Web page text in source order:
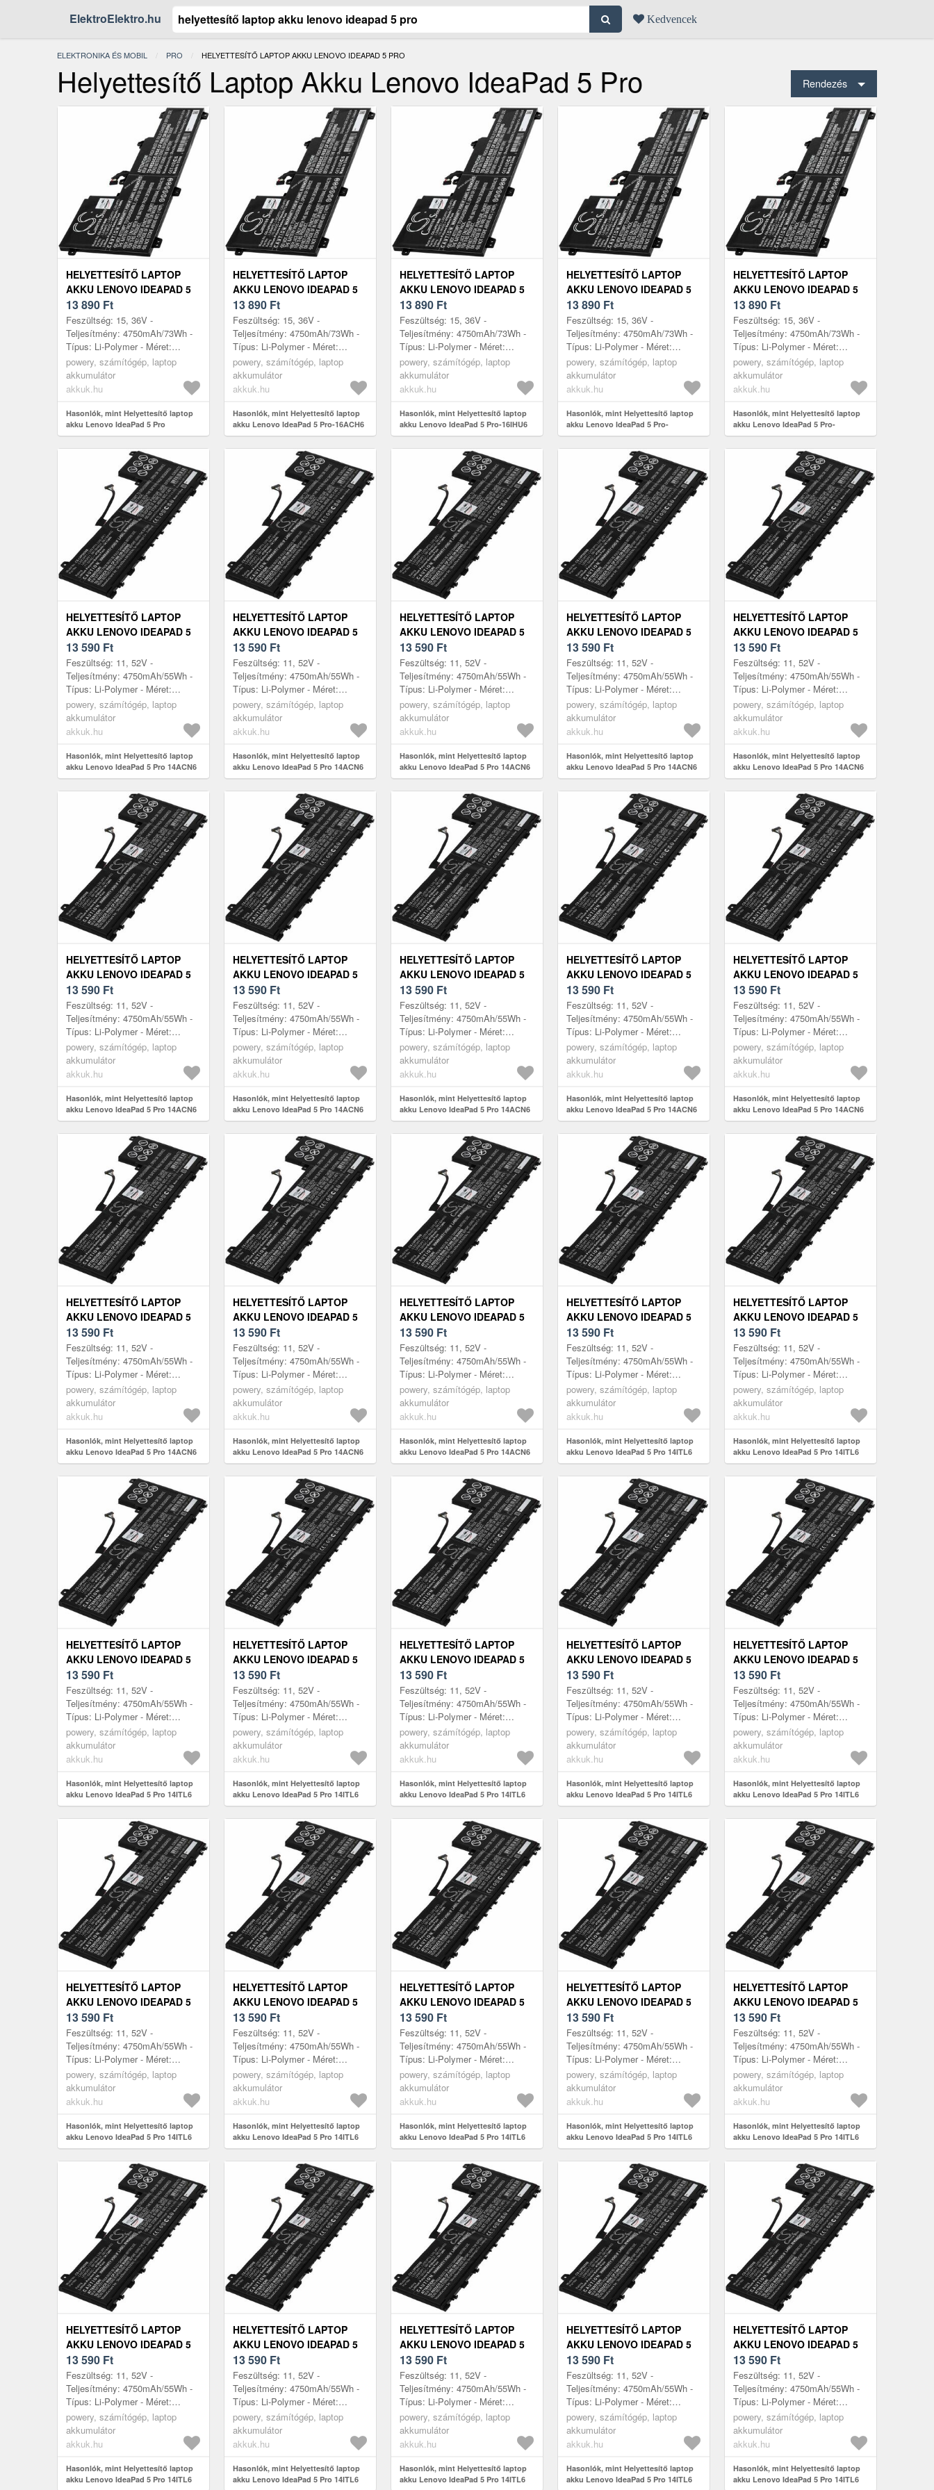
ElektroElektro.hu Kedvencek
ELEKTRONIKA ÉS MOBIL PRO JELENLEGI:
HELYETTESÍTŐ LAPTOP AKKU LENOVO IDEAPAD 5 PRO
Helyettesítő Laptop Akku Lenovo IdeaPad 5 Pro Rendezés
HELYETTESÍTŐ LAPTOP
AKKU LENOVO IDEAPAD 5
PRO
13 890 Ft
Feszültség: 15, 36V -
Teljesítmény: 4750mAh/73Wh -
Típus: Li-Polymer - Méret:
322mm x 119, 5mm x 6mm
powery, számítógép, laptop
akkumulátor
akkuk.hu
Hasonlók, mint Helyettesítő laptop
akku Lenovo IdeaPad 5 Pro
HELYETTESÍTŐ LAPTOP
AKKU LENOVO IDEAPAD 5
PRO-16ACH6
13 890 Ft
Feszültség: 15, 36V -
Teljesítmény: 4750mAh/73Wh -
Típus: Li-Polymer - Méret:
322mm x 119, 5mm x 6mm
powery, számítógép, laptop
akkumulátor
akkuk.hu
Hasonlók, mint Helyettesítő laptop
akku Lenovo IdeaPad 5 Pro-16ACH6
HELYETTESÍTŐ LAPTOP
AKKU LENOVO IDEAPAD 5
PRO-16IHU6
13 890 Ft
Feszültség: 15, 36V -
Teljesítmény: 4750mAh/73Wh -
Típus: Li-Polymer - Méret:
322mm x 119, 5mm x 6mm
powery, számítógép, laptop
akkumulátor
akkuk.hu
Hasonlók, mint Helyettesítő laptop
akku Lenovo IdeaPad 5 Pro-16IHU6
HELYETTESÍTŐ LAPTOP
AKKU LENOVO IDEAPAD 5
PRO-16ACH6(82L5)
13 890 Ft
Feszültség: 15, 36V -
Teljesítmény: 4750mAh/73Wh -
Típus: Li-Polymer - Méret:
322mm x 119, 5mm x 6mm
powery, számítógép, laptop
akkumulátor
akkuk.hu
Hasonlók, mint Helyettesítő laptop
akku Lenovo IdeaPad 5 Pro-
16ACH6(82L5)
HELYETTESÍTŐ LAPTOP
AKKU LENOVO IDEAPAD 5
PRO-16IHU6(82L9)
13 890 Ft
Feszültség: 15, 36V -
Teljesítmény: 4750mAh/73Wh -
Típus: Li-Polymer - Méret:
322mm x 119, 5mm x 6mm
powery, számítógép, laptop
akkumulátor
akkuk.hu
Hasonlók, mint Helyettesítő laptop
akku Lenovo IdeaPad 5 Pro-
16IHU6(82L9)
HELYETTESÍTŐ LAPTOP
AKKU LENOVO IDEAPAD 5
PRO 14ACN6 82L50098TA
13 590 Ft
Feszültség: 11, 52V -
Teljesítmény: 4750mAh/55Wh -
Típus: Li-Polymer - Méret:
260mm x 113mm x 6, 5mm
powery, számítógép, laptop
akkumulátor
akkuk.hu
Hasonlók, mint Helyettesítő laptop
akku Lenovo IdeaPad 5 Pro 14ACN6
82L50098TA
HELYETTESÍTŐ LAPTOP
AKKU LENOVO IDEAPAD 5
PRO 14ACN6 82L7000TRK
13 590 Ft
Feszültség: 11, 52V -
Teljesítmény: 4750mAh/55Wh -
Típus: Li-Polymer - Méret:
260mm x 113mm x 6, 5mm
powery, számítógép, laptop
akkumulátor
akkuk.hu
Hasonlók, mint Helyettesítő laptop
akku Lenovo IdeaPad 5 Pro 14ACN6
82L7000TRK
HELYETTESÍTŐ LAPTOP
AKKU LENOVO IDEAPAD 5
PRO 14ACN6 82L7001GHH
13 590 Ft
Feszültség: 11, 52V -
Teljesítmény: 4750mAh/55Wh -
Típus: Li-Polymer - Méret:
260mm x 113mm x 6, 5mm
powery, számítógép, laptop
akkumulátor
akkuk.hu
Hasonlók, mint Helyettesítő laptop
akku Lenovo IdeaPad 5 Pro 14ACN6
82L7001GHH
HELYETTESÍTŐ LAPTOP
AKKU LENOVO IDEAPAD 5
PRO 14ACN6 82L70035TW
13 590 Ft
Feszültség: 11, 52V -
Teljesítmény: 4750mAh/55Wh -
Típus: Li-Polymer - Méret:
260mm x 113mm x 6, 5mm
powery, számítógép, laptop
akkumulátor
akkuk.hu
Hasonlók, mint Helyettesítő laptop
akku Lenovo IdeaPad 5 Pro 14ACN6
82L70035TW
HELYETTESÍTŐ LAPTOP
AKKU LENOVO IDEAPAD 5
PRO 14ACN6 82L7003AGE
13 590 Ft
Feszültség: 11, 52V -
Teljesítmény: 4750mAh/55Wh -
Típus: Li-Polymer - Méret:
260mm x 113mm x 6, 5mm
powery, számítógép, laptop
akkumulátor
akkuk.hu
Hasonlók, mint Helyettesítő laptop
akku Lenovo IdeaPad 5 Pro 14ACN6
82L7003AGE
HELYETTESÍTŐ LAPTOP
AKKU LENOVO IDEAPAD 5
PRO 14ACN6 82L7003TTA
13 590 Ft
Feszültség: 11, 52V -
Teljesítmény: 4750mAh/55Wh -
Típus: Li-Polymer - Méret:
260mm x 113mm x 6, 5mm
powery, számítógép, laptop
akkumulátor
akkuk.hu
Hasonlók, mint Helyettesítő laptop
akku Lenovo IdeaPad 5 Pro 14ACN6
82L7003TTA
HELYETTESÍTŐ LAPTOP
AKKU LENOVO IDEAPAD 5
PRO 14ACN6 82L7004VCK
13 590 Ft
Feszültség: 11, 52V -
Teljesítmény: 4750mAh/55Wh -
Típus: Li-Polymer - Méret:
260mm x 113mm x 6, 5mm
powery, számítógép, laptop
akkumulátor
akkuk.hu
Hasonlók, mint Helyettesítő laptop
akku Lenovo IdeaPad 5 Pro 14ACN6
82L7004VCK
HELYETTESÍTŐ LAPTOP
AKKU LENOVO IDEAPAD 5
PRO 14ACN6 82L7006PMH
13 590 Ft
Feszültség: 11, 52V -
Teljesítmény: 4750mAh/55Wh -
Típus: Li-Polymer - Méret:
260mm x 113mm x 6, 5mm
powery, számítógép, laptop
akkumulátor
akkuk.hu
Hasonlók, mint Helyettesítő laptop
akku Lenovo IdeaPad 5 Pro 14ACN6
82L7006PMH
HELYETTESÍTŐ LAPTOP
AKKU LENOVO IDEAPAD 5
PRO 14ACN6 82L7006TFR
13 590 Ft
Feszültség: 11, 52V -
Teljesítmény: 4750mAh/55Wh -
Típus: Li-Polymer - Méret:
260mm x 113mm x 6, 5mm
powery, számítógép, laptop
akkumulátor
akkuk.hu
Hasonlók, mint Helyettesítő laptop
akku Lenovo IdeaPad 5 Pro 14ACN6
82L7006TFR
HELYETTESÍTŐ LAPTOP
AKKU LENOVO IDEAPAD 5
PRO 14ACN6 82L7006VMH
13 590 Ft
Feszültség: 11, 52V -
Teljesítmény: 4750mAh/55Wh -
Típus: Li-Polymer - Méret:
260mm x 113mm x 6, 5mm
powery, számítógép, laptop
akkumulátor
akkuk.hu
Hasonlók, mint Helyettesítő laptop
akku Lenovo IdeaPad 5 Pro 14ACN6
82L7006VMH
HELYETTESÍTŐ LAPTOP
AKKU LENOVO IDEAPAD 5
PRO 14ACN6 82L7007XVN
13 590 Ft
Feszültség: 11, 52V -
Teljesítmény: 4750mAh/55Wh -
Típus: Li-Polymer - Méret:
260mm x 113mm x 6, 5mm
powery, számítógép, laptop
akkumulátor
akkuk.hu
Hasonlók, mint Helyettesítő laptop
akku Lenovo IdeaPad 5 Pro 14ACN6
82L7007XVN
HELYETTESÍTŐ LAPTOP
AKKU LENOVO IDEAPAD 5
PRO 14ACN6 82L7003NGE
13 590 Ft
Feszültség: 11, 52V -
Teljesítmény: 4750mAh/55Wh -
Típus: Li-Polymer - Méret:
260mm x 113mm x 6, 5mm
powery, számítógép, laptop
akkumulátor
akkuk.hu
Hasonlók, mint Helyettesítő laptop
akku Lenovo IdeaPad 5 Pro 14ACN6
82L7003NGE
HELYETTESÍTŐ LAPTOP
AKKU LENOVO IDEAPAD 5
PRO 14ACN6 82L70093RK
13 590 Ft
Feszültség: 11, 52V -
Teljesítmény: 4750mAh/55Wh -
Típus: Li-Polymer - Méret:
260mm x 113mm x 6, 5mm
powery, számítógép, laptop
akkumulátor
akkuk.hu
Hasonlók, mint Helyettesítő laptop
akku Lenovo IdeaPad 5 Pro 14ACN6
82L70093RK
HELYETTESÍTŐ LAPTOP
AKKU LENOVO IDEAPAD 5
PRO 14ITL6 82L30000MX
13 590 Ft
Feszültség: 11, 52V -
Teljesítmény: 4750mAh/55Wh -
Típus: Li-Polymer - Méret:
260mm x 113mm x 6, 5mm
powery, számítógép, laptop
akkumulátor
akkuk.hu
Hasonlók, mint Helyettesítő laptop
akku Lenovo IdeaPad 5 Pro 14ITL6
82L30000MX
HELYETTESÍTŐ LAPTOP
AKKU LENOVO IDEAPAD 5
PRO 14ITL6 82L30001MX
13 590 Ft
Feszültség: 11, 52V -
Teljesítmény: 4750mAh/55Wh -
Típus: Li-Polymer - Méret:
260mm x 113mm x 6, 5mm
powery, számítógép, laptop
akkumulátor
akkuk.hu
Hasonlók, mint Helyettesítő laptop
akku Lenovo IdeaPad 5 Pro 14ITL6
82L30001MX
HELYETTESÍTŐ LAPTOP
AKKU LENOVO IDEAPAD 5
PRO 14ITL6 82L30002MX
13 590 Ft
Feszültség: 11, 52V -
Teljesítmény: 4750mAh/55Wh -
Típus: Li-Polymer - Méret:
260mm x 113mm x 6, 5mm
powery, számítógép, laptop
akkumulátor
akkuk.hu
Hasonlók, mint Helyettesítő laptop
akku Lenovo IdeaPad 5 Pro 14ITL6
82L30002MX
HELYETTESÍTŐ LAPTOP
AKKU LENOVO IDEAPAD 5
PRO 14ITL6 82L30003MX
13 590 Ft
Feszültség: 11, 52V -
Teljesítmény: 4750mAh/55Wh -
Típus: Li-Polymer - Méret:
260mm x 113mm x 6, 5mm
powery, számítógép, laptop
akkumulátor
akkuk.hu
Hasonlók, mint Helyettesítő laptop
akku Lenovo IdeaPad 5 Pro 14ITL6
82L30003MX
HELYETTESÍTŐ LAPTOP
AKKU LENOVO IDEAPAD 5
PRO 14ITL6 82L30004MX
13 590 Ft
Feszültség: 11, 52V -
Teljesítmény: 4750mAh/55Wh -
Típus: Li-Polymer - Méret:
260mm x 113mm x 6, 5mm
powery, számítógép, laptop
akkumulátor
akkuk.hu
Hasonlók, mint Helyettesítő laptop
akku Lenovo IdeaPad 5 Pro 14ITL6
82L30004MX
HELYETTESÍTŐ LAPTOP
AKKU LENOVO IDEAPAD 5
PRO 14ITL6 82L30005MX
13 590 Ft
Feszültség: 11, 52V -
Teljesítmény: 4750mAh/55Wh -
Típus: Li-Polymer - Méret:
260mm x 113mm x 6, 5mm
powery, számítógép, laptop
akkumulátor
akkuk.hu
Hasonlók, mint Helyettesítő laptop
akku Lenovo IdeaPad 5 Pro 14ITL6
82L30005MX
HELYETTESÍTŐ LAPTOP
AKKU LENOVO IDEAPAD 5
PRO 14ITL6 82L30008MX
13 590 Ft
Feszültség: 11, 52V -
Teljesítmény: 4750mAh/55Wh -
Típus: Li-Polymer - Méret:
260mm x 113mm x 6, 5mm
powery, számítógép, laptop
akkumulátor
akkuk.hu
Hasonlók, mint Helyettesítő laptop
akku Lenovo IdeaPad 5 Pro 14ITL6
82L30008MX
HELYETTESÍTŐ LAPTOP
AKKU LENOVO IDEAPAD 5
PRO 14ITL6 82L30009MX
13 590 Ft
Feszültség: 11, 52V -
Teljesítmény: 4750mAh/55Wh -
Típus: Li-Polymer - Méret:
260mm x 113mm x 6, 5mm
powery, számítógép, laptop
akkumulátor
akkuk.hu
Hasonlók, mint Helyettesítő laptop
akku Lenovo IdeaPad 5 Pro 14ITL6
82L30009MX
HELYETTESÍTŐ LAPTOP
AKKU LENOVO IDEAPAD 5
PRO 14ITL6 82L3000AMX
13 590 Ft
Feszültség: 11, 52V -
Teljesítmény: 4750mAh/55Wh -
Típus: Li-Polymer - Méret:
260mm x 113mm x 6, 5mm
powery, számítógép, laptop
akkumulátor
akkuk.hu
Hasonlók, mint Helyettesítő laptop
akku Lenovo IdeaPad 5 Pro 14ITL6
82L3000AMX
HELYETTESÍTŐ LAPTOP
AKKU LENOVO IDEAPAD 5
PRO 14ITL6 82L3000BMX
13 590 Ft
Feszültség: 11, 52V -
Teljesítmény: 4750mAh/55Wh -
Típus: Li-Polymer - Méret:
260mm x 113mm x 6, 5mm
powery, számítógép, laptop
akkumulátor
akkuk.hu
Hasonlók, mint Helyettesítő laptop
akku Lenovo IdeaPad 5 Pro 14ITL6
82L3000BMX
HELYETTESÍTŐ LAPTOP
AKKU LENOVO IDEAPAD 5
PRO 14ITL6 82L3000CHH
13 590 Ft
Feszültség: 11, 52V -
Teljesítmény: 4750mAh/55Wh -
Típus: Li-Polymer - Méret:
260mm x 113mm x 6, 5mm
powery, számítógép, laptop
akkumulátor
akkuk.hu
Hasonlók, mint Helyettesítő laptop
akku Lenovo IdeaPad 5 Pro 14ITL6
82L3000CHH
HELYETTESÍTŐ LAPTOP
AKKU LENOVO IDEAPAD 5
PRO 14ITL6 82L3000DHH
13 590 Ft
Feszültség: 11, 52V -
Teljesítmény: 4750mAh/55Wh -
Típus: Li-Polymer - Méret:
260mm x 113mm x 6, 5mm
powery, számítógép, laptop
akkumulátor
akkuk.hu
Hasonlók, mint Helyettesítő laptop
akku Lenovo IdeaPad 5 Pro 14ITL6
82L3000DHH
HELYETTESÍTŐ LAPTOP
AKKU LENOVO IDEAPAD 5
PRO 14ITL6 82L3000EHH
13 590 Ft
Feszültség: 11, 52V -
Teljesítmény: 4750mAh/55Wh -
Típus: Li-Polymer - Méret:
260mm x 113mm x 6, 5mm
powery, számítógép, laptop
akkumulátor
akkuk.hu
Hasonlók, mint Helyettesítő laptop
akku Lenovo IdeaPad 5 Pro 14ITL6
HELYETTESÍTŐ LAPTOP
AKKU LENOVO IDEAPAD 5
PRO 14ITL6 82L3000FHH
13 590 Ft
Feszültség: 11, 52V -
Teljesítmény: 4750mAh/55Wh -
Típus: Li-Polymer - Méret:
260mm x 113mm x 6, 5mm
powery, számítógép, laptop
akkumulátor
akkuk.hu
Hasonlók, mint Helyettesítő laptop
akku Lenovo IdeaPad 5 Pro 14ITL6
HELYETTESÍTŐ LAPTOP
AKKU LENOVO IDEAPAD 5
PRO 14ITL6 82L3000GTA
13 590 Ft
Feszültség: 11, 52V -
Teljesítmény: 4750mAh/55Wh -
Típus: Li-Polymer - Méret:
260mm x 113mm x 6, 5mm
powery, számítógép, laptop
akkumulátor
akkuk.hu
Hasonlók, mint Helyettesítő laptop
akku Lenovo IdeaPad 5 Pro 14ITL6
HELYETTESÍTŐ LAPTOP
AKKU LENOVO IDEAPAD 5
PRO 14ITL6 82L3000HTA
13 590 Ft
Feszültség: 11, 52V -
Teljesítmény: 4750mAh/55Wh -
Típus: Li-Polymer - Méret:
260mm x 113mm x 6, 5mm
powery, számítógép, laptop
akkumulátor
akkuk.hu
Hasonlók, mint Helyettesítő laptop
akku Lenovo IdeaPad 5 Pro 14ITL6
HELYETTESÍTŐ LAPTOP
AKKU LENOVO IDEAPAD 5
PRO 14ITL6 82L3000JTA
13 590 Ft
Feszültség: 11, 52V -
Teljesítmény: 4750mAh/55Wh -
Típus: Li-Polymer - Méret:
260mm x 113mm x 6, 5mm
powery, számítógép, laptop
akkumulátor
akkuk.hu
Hasonlók, mint Helyettesítő laptop
akku Lenovo IdeaPad 5 Pro 14ITL6